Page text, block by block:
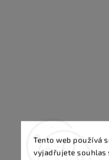
Tento web používá
vyjadřujete souhlas